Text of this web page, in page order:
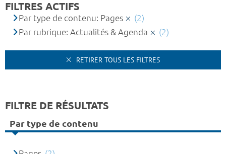
FILTRES ACTIFS
Par type de contenu: Pages
(2)
Par rubrique: Actualités & Agenda
(2)
RETIRER TOUS LES FILTRES
FILTRE DE RÉSULTATS
Par type de contenu